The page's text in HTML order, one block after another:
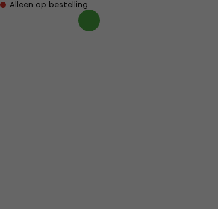
Alleen op bestelling